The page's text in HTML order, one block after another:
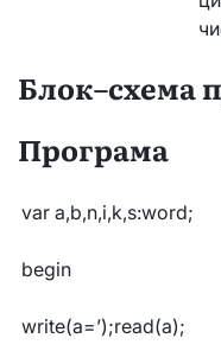
Блок–схема
Програма
var a,b,n,i,k,s:word;
begin
write(a=’);read(a);